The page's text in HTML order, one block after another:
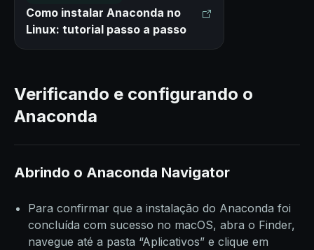
Como instalar Anaconda no
Linux: tutorial passo a passo
Verificando e configurando o
Anaconda
Abrindo o Anaconda Navigator
Para confirmar que a instalação do Anaconda foi
concluída com sucesso no macOS, abra o Finder,
navegue até a pasta “Aplicativos” e clique em